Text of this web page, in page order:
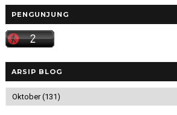
PENGUNJUNG
ARSIP BLOG